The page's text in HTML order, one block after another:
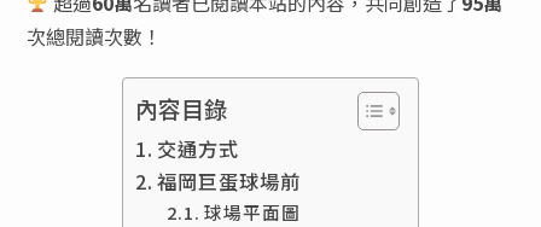
次總閱讀次數！
內容目錄
交通方式
福岡巨蛋球場前
球場平面圖